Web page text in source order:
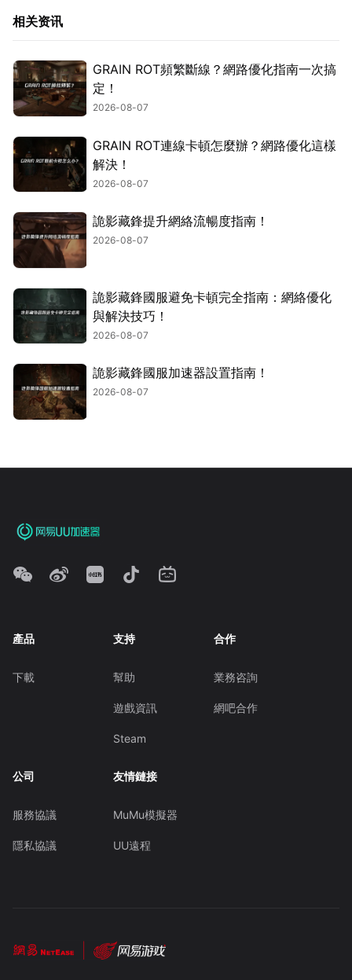
相关资讯
GRAIN ROT頻繁斷線？網路優化指南一次搞
定！
2026-08-07
GRAIN ROT連線卡頓怎麼辦？網路優化這樣
解決！
2026-08-07
詭影藏鋒提升網絡流暢度指南！
2026-08-07
詭影藏鋒國服避免卡頓完全指南：網絡優化
與解決技巧！
2026-08-07
詭影藏鋒國服加速器設置指南！
2026-08-07
產品
下載
支持
幫助
遊戲資訊
Steam
合作
業務咨詢
網吧合作
公司
服務協議
隱私協議
友情鏈接
MuMu模擬器
UU遠程